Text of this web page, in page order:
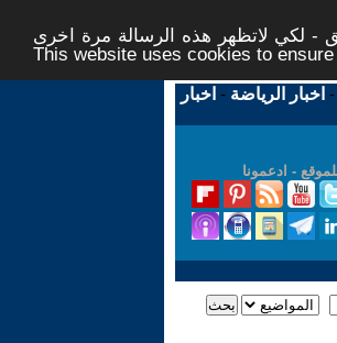
- لكي لاتظهر هذه الرسالة مرة اخرى -
This website uses cookies to
- اخبار الرياضة - اخبار
- ادعمونا